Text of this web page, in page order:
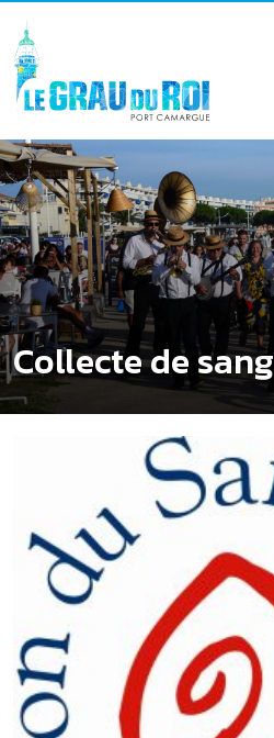
Collecte de sang